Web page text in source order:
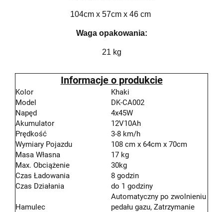
104cm x 57cm x 46 cm
Waga opakowania:
21 kg
Informacje o produkcie
Kolor
Khaki
Model
DK-CA002
Napęd
4x45W
Akumulator
12V10Ah
Prędkość
3-8 km/h
Wymiary Pojazdu
108 cm x 64cm x 70cm
Masa Własna
17 kg
Max. Obciążenie
30kg
Czas Ładowania
8 godzin
Czas Działania
do 1 godziny
Hamulec
Automatyczny po zwolnieniu
pedału gazu, Zatrzymanie